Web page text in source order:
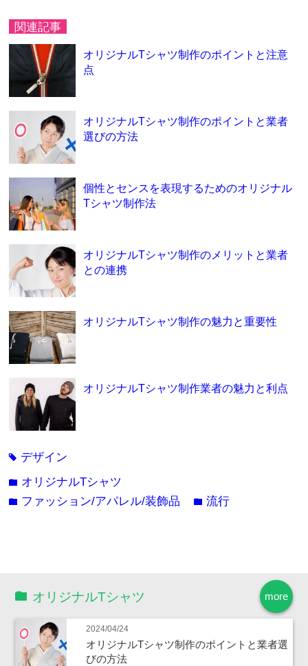
関連記事
オリジナルTシャツ制作のポイントと注意
点
オリジナルTシャツ制作のポイントと業者
選びの方法
個性とセンスを表現するためのオリジナル
Tシャツ制作法
オリジナルTシャツ制作のメリットと業者
との連携
オリジナルTシャツ制作の魅力と重要性
オリジナルTシャツ制作業者の魅力と利点
tag デザイン
folder オリジナルTシャツ
folder ファッション/アパレル/装飾品 folder流行
more
オリジナルTシャツ
2024/04/24
オリジナルTシャツ制作のポイントと業者選
びの方法